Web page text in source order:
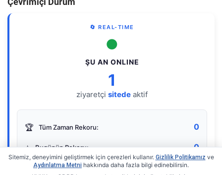
🔄 REAL-TIME
●
ŞU AN ONLINE
1
ziyaretçi sitede aktif
🏆 Tüm Zaman Rekoru: 0
⭐ Bugünün Rekoru: 0
Sitemiz, deneyimini geliştirmek için çerezleri kullanır. Gizlilik Politikamız ve
Aydınlatma Metni hakkında daha fazla bilgi edinebilirsin.